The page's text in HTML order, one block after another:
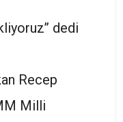
dedi
Recep
Milli